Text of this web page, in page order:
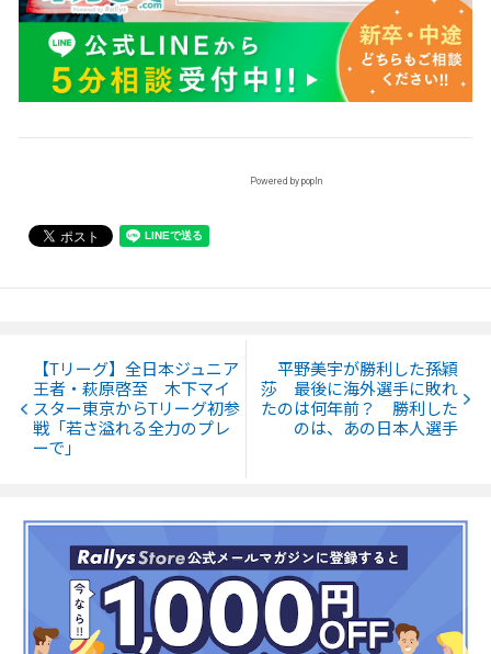
Powered by popIn
【Tリーグ】全日本ジュニア
王者・萩原啓至 木下マイ
スター東京からTリーグ初参
戦「若さ溢れる全力のプレ
ーで」
平野美宇が勝利した孫穎
莎 最後に海外選手に敗れ
たのは何年前？ 勝利した
のは、あの日本人選手